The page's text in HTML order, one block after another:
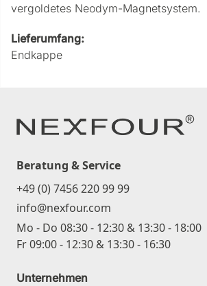
vergoldetes Neodym-Magnetsystem.
Lieferumfang:
Endkappe
Beratung & Service
+49 (0) 7456 220 99 99
info@nexfour.com
Mo - Do 08:30 - 12:30 & 13:30 - 18:00
Fr 09:00 - 12:30 & 13:30 - 16:30
Unternehmen